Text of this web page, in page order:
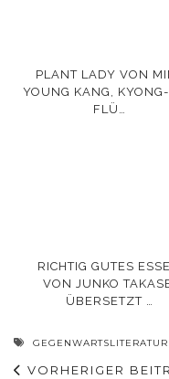
PLANT LADY VON
YOUNG KANG,
FLÜ…
RICHTIG GUTES
VON JUNKO
ÜBERSETZT …
GEGENWARTSLITERATUR
VORHERIGER